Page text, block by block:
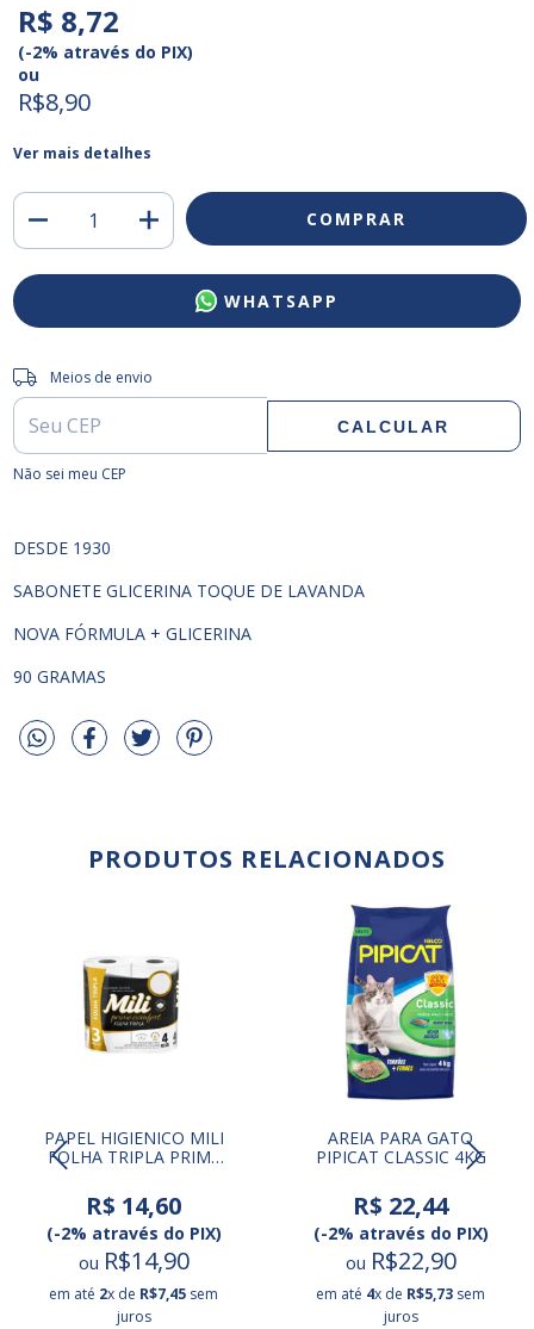
R$ 8,72
(-2% através do PIX)
ou
R$8,90
Ver mais detalhes
WHATSAPP
Entregas para o CEP:
Meios de envio
CALCULAR
Não sei meu CEP
DESDE 1930
SABONETE GLICERINA TOQUE DE LAVANDA
NOVA FÓRMULA + GLICERINA
90 GRAMAS
PRODUTOS RELACIONADOS
PAPEL HIGIENICO MILI
FOLHA TRIPLA PRIME
CONFORT 4 ROLOS
R$ 14,60
(-2% através do PIX)
ou R$14,90
em até 2x de R$7,45 sem
juros
AREIA PARA GATO
PIPICAT CLASSIC 4KG
R$ 22,44
(-2% através do PIX)
ou R$22,90
em até 4x de R$5,73 sem
juros